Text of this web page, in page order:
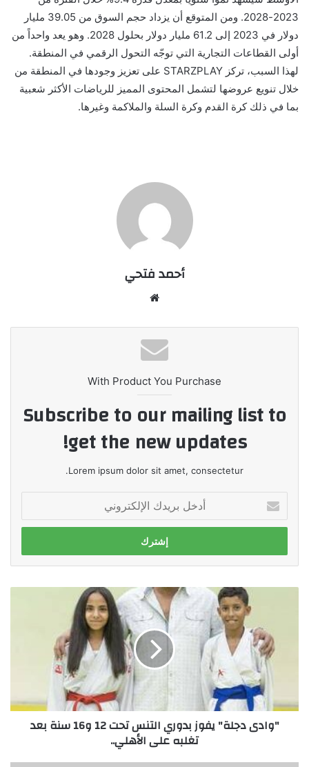
2023-2028. ومن المتوقع أن يزداد حجم السوق من 39.05 مليار
دولار في 2023 إلى 61.2 مليار دولار بحلول 2028. وهو يعد واحداً من
أولى القطاعات التجارية التي توجّه التحول الرقمي في المنطقة.
لهذا السبب، تركز STARZPLAY على تعزيز وجودها في المنطقة من
خلال تنويع عروضها لتشمل المحتوى المميز للرياضات الأكثر شعبية
بما في ذلك كرة القدم وكرة السلة والملاكمة وغيرها.
أحمد فتحي
With Product You Purchase
Subscribe to our mailing list to
get the new updates!
Lorem ipsum dolor sit amet, consectetur.
بريدك
الإلكتروني
سنة
"وادى دجلة" يفوز بدوري التنس تحت 12 و16 سنة بعد
تغلبه على الأهلي..